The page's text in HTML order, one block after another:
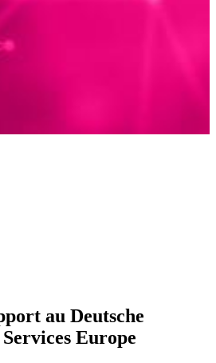
au Deutsche
Europe